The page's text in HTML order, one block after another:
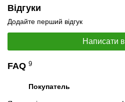
Відгуки
Додайте перший відгук
Написати
FAQ 9
Покупатель